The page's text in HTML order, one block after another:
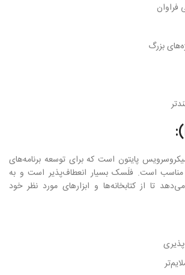
فراوان
بزرگ
پایتون است که برای توسعه برنامه‌های
است. فلَسک بسیار انعطاف‌پذیر است و به
تا از کتابخانه‌ها و ابزارهای مورد نظر خود